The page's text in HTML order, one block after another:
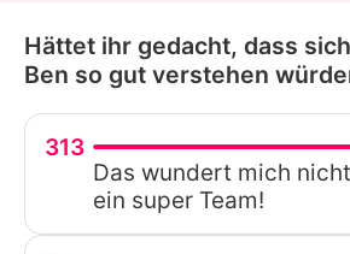
Hättet ihr gedacht, dass
Ben so gut verstehen
313
Das wundert mich
ein super Team!